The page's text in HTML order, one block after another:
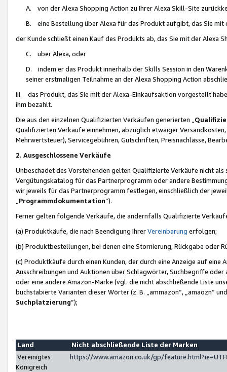
A. von der Alexa Shopping Action zu Ihrer Alexa Skill-Site
B. eine Bestellung über Alexa für das Produkt aufgibt, das Sie mit
der Kunde schließt einen Kauf des Produkts ab, das Sie mit der Alexa
C. über Alexa, oder
D. indem er das Produkt innerhalb der Skills Session in den
seiner erstmaligen Teilnahme an der Alexa Shopping Action
iii. das Produkt, das Sie mit der Alexa-Einkaufsaktion vorgestellt
ihm bezahlt.
Die aus den einzelnen Qualifizierten Verkäufen generierten „
Qualifizierten Verkäufe einnehmen, abzüglich etwaiger
Mehrwertsteuer), Servicegebühren, Gutschriften, Preisnachlässe,
2. Ausgeschlossene Verkäufe
Unbeschadet des Vorstehenden gelten Qualifizierte Verkäufe nicht
Vergütungskatalog für das Partnerprogramm oder andere
wir jeweils für das Partnerprogramm festlegen, einschließlich der
Programmdokumentation“).
Ferner gelten folgende Verkäufe, die andernfalls Qualifizierte
(a) Produktkäufe, die nach Beendigung IhrerVereinbarung erfolgen;
(b) Produktbestellungen, bei denen eine Stornierung, Rückgabe oder
(c) Produktkäufe durch einen Kunden, der durch eine Anzeige auf
Ausschreibungen und Auktionen über Schlagwörter, Suchbegriffe
oder eine andere Amazon-Marke (vgl. die nicht abschließende Liste
buchstabierte Varianten dieser Wörter (z. B. „ammazon“, „amaozn“
Suchplatzierung”);
Land
Nicht abschließende Liste der Marken
Vereinigtes
Königreich
https://www.amazon.co.uk/gp/